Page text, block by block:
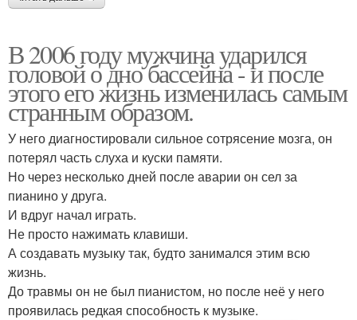
В 2006 году мужчина ударился
головой о дно бассейна - и после
этого его жизнь изменилась самым
странным образом.
У него диагностировали сильное сотрясение мозга, он
потерял часть слуха и куски памяти.
Но через несколько дней после аварии он сел за
пианино у друга.
И вдруг начал играть.
Не просто нажимать клавиши.
А создавать музыку так, будто занимался этим всю
жизнь.
До травмы он не был пианистом, но после неё у него
проявилась редкая способность к музыке.